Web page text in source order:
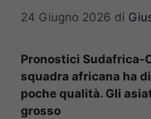
24 Giugno 2026 di
Pronostici Sudafrica-
squadra africana ha
poche qualità. Gli
grosso